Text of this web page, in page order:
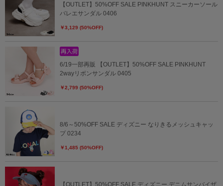
【OUTLET】50%OFF SALE PINKHUNT スニーカーソール
バレエサンダル 0406
￥3,129 (50%OFF)
6/19一部再販 【OUTLET】50%OFF SALE PINKHUNT
2wayリボンサンダル 0405
￥2,799 (50%OFF)
8/6～50%OFF SALE ディズニー なりきるメッシュキャッ
プ 0234
￥1,485 (50%OFF)
【OUTLET】50%OFF SALE ディズニー デニムサンバイザ